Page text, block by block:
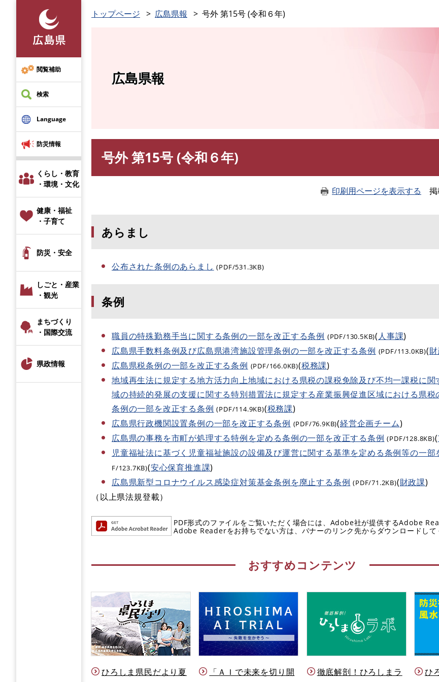
先
頭
で
す
閲覧補助
検索
Language
防災情報
くらし・教育
・環境・文化
健康・福祉
・子育て
防災・安全
しごと・産業
・観光
まちづくり
・国際交流
県政情報
トップページ 広島県報 号外 第15号 (令和６年)
広島県報
号外 第15号 (令和６年)
印刷用ページを表示する
あらまし
公布された条例のあらまし (PDF/531.3KB)
条例
職員の特殊勤務手当に関する条例の一部を改正する条例 (PDF/130.5KB)(人事課)
広島県手数料条例及び広島県港湾施設管理条例の一部を改正する条例 (PDF/113.0KB)(
広島県税条例の一部を改正する条例 (PDF/166.0KB)(税務課)
地域再生法に規定する地方活力向上地域における県税の課税免除及び不均一課税に
域の持続的発展の支援に関する特別措置法に規定する産業振興促進区域における県税
条例の一部を改正する条例 (PDF/114.9KB)(税務課)
広島県行政機関設置条例の一部を改正する条例 (PDF/76.9KB)(経営企画チーム)
広島県の事務を市町が処理する特例を定める条例の一部を改正する条例 (PDF/128.8KB)(
児童福祉法に基づく児童福祉施設の設備及び運営に関する基準を定める条例等の一部
F/123.7KB)(安心保育推進課)
広島県新型コロナウイルス感染症対策基金条例を廃止する条例 (PDF/71.2KB)(財政課)
（以上県法規登載）
PDF形式のファイルをご覧いただく場合には、Adobe社が提供するAdobe
Adobe Readerをお持ちでない方は、バナーのリンク先からダウンロードして
おすすめコンテンツ
ひろしま県民だより夏
「ＡＩで未来を切り開
徹底解剖！ひろしまラ
ひ